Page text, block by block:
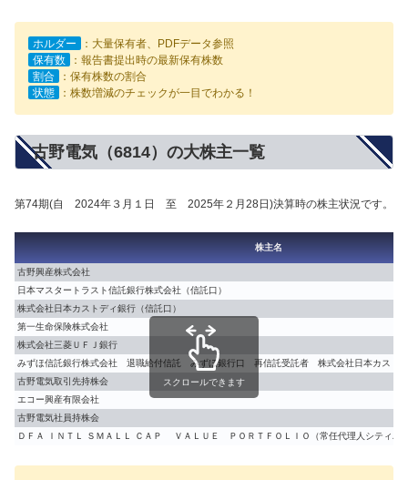
ホルダー
：大量保有者、PDFデータ参照
保有数
：報告書提出時の最新保有株数
割合
：保有株数の割合
状態
：株数増減のチェックが一目でわかる！
古野電気（6814）の大株主一覧
第74期(自 2024年３月１日 至 2025年２月28日)決算時の株主状況です。
株主名
古野興産株式会社
日本マスタートラスト信託銀行株式会社（信託口）
株式会社日本カストディ銀行（信託口）
第一生命保険株式会社
株式会社三菱ＵＦＪ銀行
みずほ信託銀行株式会社 退職給付信託 みずほ銀行口 再信託受託者 株式会社日本カスト
古野電気取引先持株会
エコー興産有限会社
古野電気社員持株会
ＤＦＡ ＩＮＴＬ ＳＭＡＬＬ ＣＡＰ ＶＡＬＵＥ ＰＯＲＴＦＯＬＩＯ（常任代理人シティバ
スクロールできます